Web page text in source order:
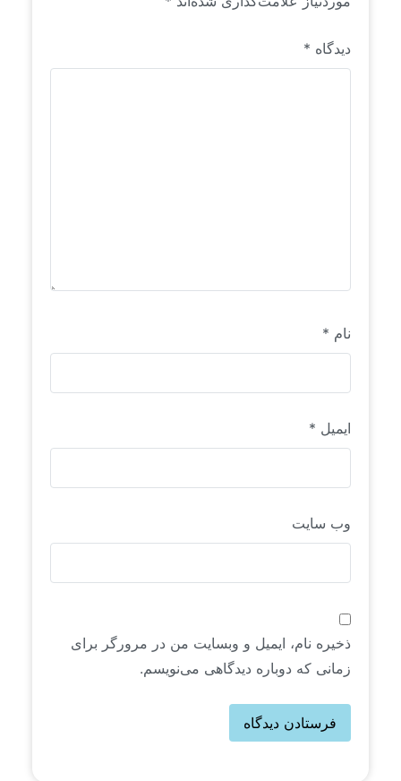
دیدگاه *
نام *
ایمیل *
وب‌ سایت
ذخیره نام، ایمیل و وبسایت من در مرورگر برای
زمانی که دوباره دیدگاهی می‌نویسم.